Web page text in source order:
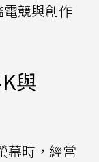
競與創作
與
幕時，經常